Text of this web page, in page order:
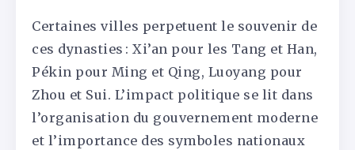
Certaines villes perpetuent le souvenir de
ces dynasties : Xi’an pour les Tang et Han,
Pékin pour Ming et Qing, Luoyang pour
Zhou et Sui. L’impact politique se lit dans
l’organisation du gouvernement moderne
et l’importance des symboles nationaux